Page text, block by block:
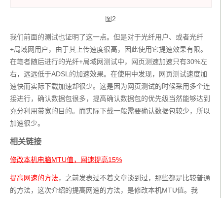
图2
我们前面的测试也证明了这一点。但是对于光纤用户、或者光纤
+局域网用户，由于其上传速度很高，因此使用它提速效果有限。
在笔者随后进行的光纤+局域网测试中，网页测速加速只有30%左
右，远远低于ADSL的加速效果。在使用中发现，网页测试速度加
速快而实际下载加速却很少。这是因为网页测试的时候采用多个连
接进行，确认数据包很多，提高确认数据包的优先级当然能够达到
充分利用带宽的目的。而实际下载一般需要确认数据包较少，所以
加速很少。
相关链接
修改本机电脑MTU值，网速提高15%
提高网速的方法，之前发表过不着文章谈到过，那些都是比较普通
的方法，这次介绍的提高网速的方法，是修改本机MTU值。我